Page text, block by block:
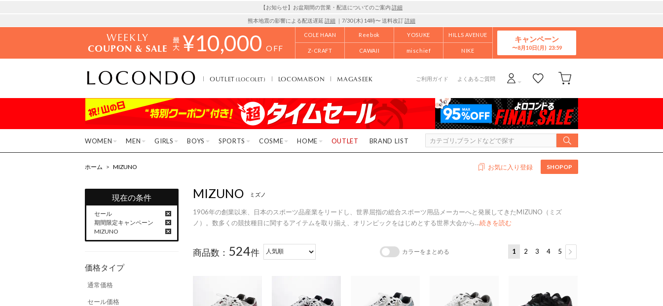
【お知らせ】お盆期間の営業・配送についてのご案内 詳細
熊本地震の影響による配送遅延 詳細 ｜7/30 (木) 14時〜 送料改訂詳細
WEEKLY
COUPON & SALE ¥10,000 OFF
COLE HAAN Reebok YOSUKE HILLS AVENUE
Z-CRAFT CAWAII mischief NIKE
キャンペーン
8月10日(月)
OUTLET(LOCOLET) LOCOMAISON MAGASEEK ご利用ガイド よくあるご質問
WOMEN MEN GIRLS BOYS SPORTS COSME HOME OUTLET BRAND LIST
ホーム > MIZUNO お気に入り登録 SHOPOP
現在の条件
セール
期間限定キャンペーン
MIZUNO
価格タイプ
通常価格
セール価格
MIZUNO ミズノ
1906年の創業以来、日本のスポーツ品産業をリードし、世界屈指の総合スポーツ用品メーカーへと発展してきたMIZUNO（ミズ
ノ）。数多くの競技種目に関するアイテムを取り揃え、オリンピックをはじめとする世界大会から…続きを読む
商品数： 524件 カラーをまとめる 1 2 3 4 5